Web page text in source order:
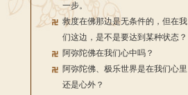
一步。
救度在佛那边是无条件的，但在我
们这边，是不是要达到某种状态？
阿弥陀佛在我们心中吗？
阿弥陀佛、极乐世界是在我们心里
还是心外？